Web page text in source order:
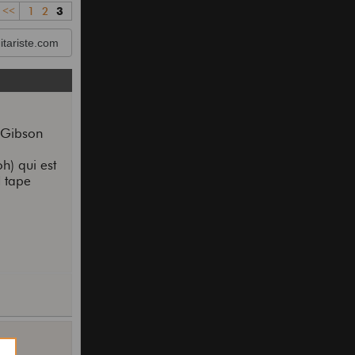
<< 1 2 3
qui est
tape